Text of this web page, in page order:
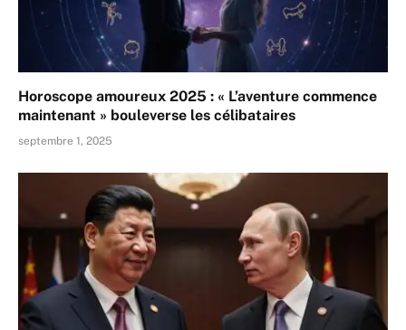
Horoscope amoureux 2025 : « L’aventure commence
maintenant » bouleverse les célibataires
septembre 1, 2025